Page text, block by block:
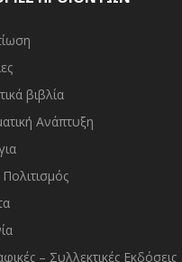
βιβλία
Ανάπτυξη
Πολιτισμός
– Συλλεκτικές Εκδόσεις